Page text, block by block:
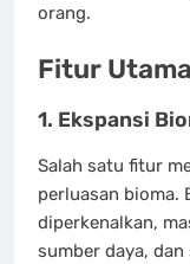
orang.
Fitur
1. Ekspansi
Salah satu fitur
perluasan bioma.
diperkenalkan,
sumber daya,